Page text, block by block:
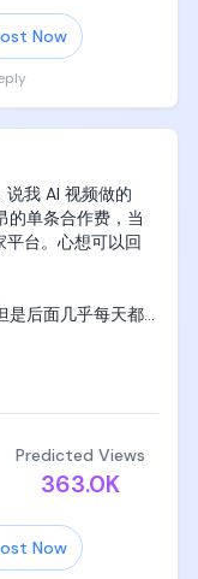
里最花时间的一
，我基本都会用 AI
它帮我梳理里面
要避免的表述，以
纲。
。
作思路写清楚。
要按照这份脚本去
没有问题之后，就
Now
说我 AI 视频做的
的单条合作费，当
平台。心想可以回
是后面几乎每天都
的话，我整个
对可以落地 1 台长
俗话说钱难挣，屎
💩变得很香，但
费无限用肯定也
Predicted Views
363.0K
Now